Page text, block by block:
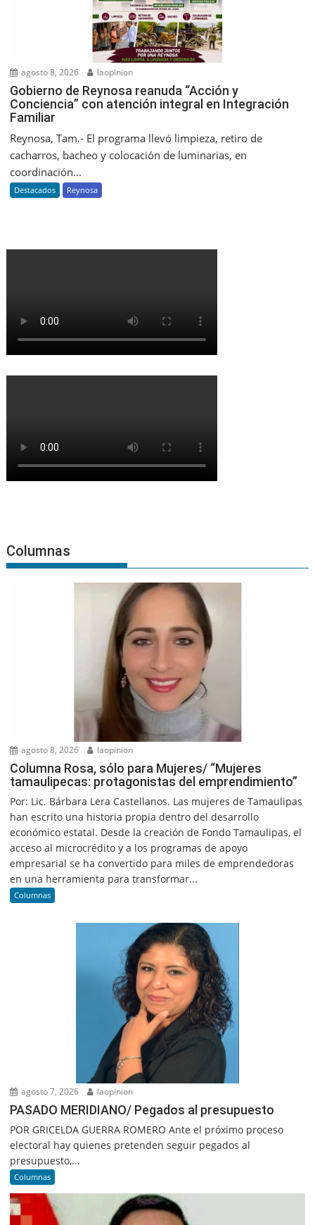
agosto 8, 2026 laopinion
Gobierno de Reynosa reanuda “Acción y
Conciencia” con atención integral en Integración
Familiar
Reynosa, Tam.- El programa llevó limpieza, retiro de
cacharros, bacheo y colocación de luminarias, en
coordinación...
Destacados Reynosa
Columnas
agosto 8, 2026 laopinion
Columna Rosa, sólo para Mujeres/ “Mujeres
tamaulipecas: protagonistas del emprendimiento”
Por: Lic. Bárbara Lera Castellanos. Las mujeres de Tamaulipas
han escrito una historia propia dentro del desarrollo
económico estatal. Desde la creación de Fondo Tamaulipas, el
acceso al microcrédito y a los programas de apoyo
empresarial se ha convertido para miles de emprendedoras
en una herramienta para transformar...
Columnas
agosto 7, 2026 laopinion
PASADO MERIDIANO/ Pegados al presupuesto
POR GRICELDA GUERRA ROMERO Ante el próximo proceso
electoral hay quienes pretenden seguir pegados al
presupuesto,...
Columnas